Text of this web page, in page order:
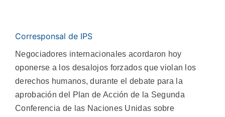
Corresponsal de IPS
Negociadores internacionales acordaron hoy
oponerse a los desalojos forzados que violan los
derechos humanos, durante el debate para la
aprobación del Plan de Acción de la Segunda
Conferencia de las Naciones Unidas sobre